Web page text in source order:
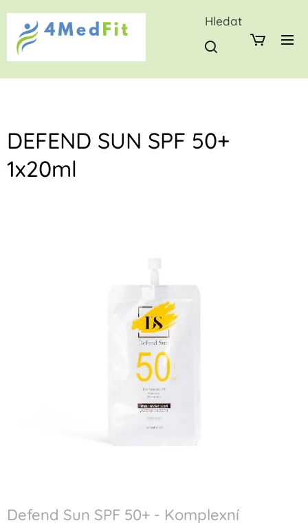
Hledat
DEFEND SUN SPF 50+
1x20ml
Defend Sun SPF 50+ - Komplexní